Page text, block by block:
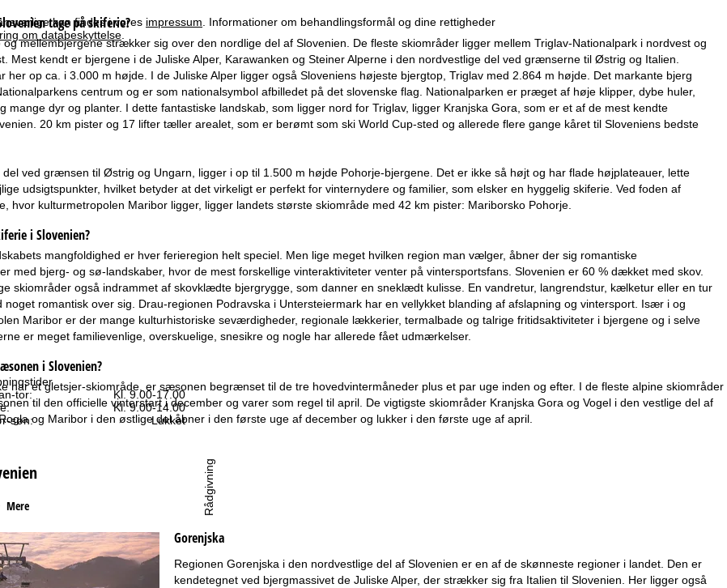
kan findes i vores impressum . Informationer om behandlingsformål og dine rettigheder
om databeskyttelse
tor:
Kl. 9.00-17.00
Kl. 9.00-14.00
søn:
Lukket
kontaktsiden
Rådgivning
tage på skiferie?
og mellembjergene strækker sig over den nordlige del af Slovenien. De fleste skiområder ligger mellem Triglav-Nationalpark i nordvest og
Mest kendt er bjergene i de Juliske Alper, Karawanken og Steiner Alperne i den nordvestlige del ved grænserne til Østrig og Italien.
her op ca. i 3.000 m højde. I de Juliske Alper ligger også Sloveniens højeste bjergtop, Triglav med 2.864 m højde. Det markante bjerg
centrum og er som nationalsymbol afbilledet på det slovenske flag. Nationalparken er præget af høje klipper, dybe huler,
mange dyr og planter. I dette fantastiske landskab, som ligger nord for Triglav, ligger Kranjska Gora, som er et af de mest kendte
20 km pister og 17 lifter tæller arealet, som er berømt som ski World Cup-sted og allerede flere gange kåret til Sloveniens bedste
ved grænsen til Østrig og Ungarn, ligger i op til 1.500 m højde Pohorje-bjergene. Det er ikke så højt og har flade højplateauer, lette
udsigtspunkter, hvilket betyder at det virkeligt er perfekt for vinternydere og familier, som elsker en hyggelig skiferie. Ved foden af
hvor kulturmetropolen Maribor ligger, ligger landets største skiområde med 42 km pister: Mariborsko Pohorje.
i Slovenien?
mangfoldighed er hver ferieregion helt speciel. Men lige meget hvilken region man vælger, åbner der sig romantiske
med bjerg- og sø-landskaber, hvor de mest forskellige vinteraktiviteter venter på vintersportsfans. Slovenien er 60 % dækket med skov.
skiområder også indrammet af skovklædte bjergrygge, som danner en sneklædt kulisse. En vandretur, langrendstur, kælketur eller en tur
noget romantisk over sig. Drau-regionen Podravska i Untersteiermark har en vellykket blanding af afslapning og vintersport. Især i og
Maribor er der mange kulturhistoriske seværdigheder, regionale lækkerier, termalbade og talrige fritidsaktiviteter i bjergene og i selve
er meget familievenlige, overskuelige, snesikre og nogle har allerede fået udmærkelser.
i Slovenien?
har et gletsjer-skiområde, er sæsonen begrænset til de tre hovedvintermåneder plus et par uge inden og efter. I de fleste alpine skiområder
til den officielle vinterstart i december og varer som regel til april. De vigtigste skiområder Kranjska Gora og Vogel i den vestlige del af
og Maribor i den østlige del åbner i den første uge af december og lukker i den første uge af april.
Mere
Gorenjska
Regionen Gorenjska i den nordvestlige del af Slovenien er en af de skønneste regioner i landet. Den er
kendetegnet ved bjergmassivet de Juliske Alper, der strækker sig fra Italien til Slovenien. Her ligger også